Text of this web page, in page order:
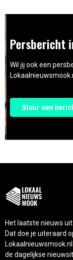
Persbericht
Wil jij ook een
Stuur een
Het laatste nieuws
Dat doe je uiteraard
de dagelijkse